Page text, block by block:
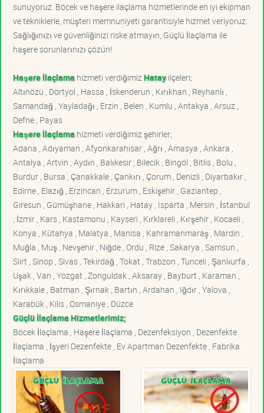
sunuyoruz. Böcek ve haşere ilaçlama hizmetlerinde en iyi ekipman
ve tekniklerle, müşteri memnuniyeti garantisiyle hizmet veriyoruz.
Sağlığınızı ve güvenliğinizi riske atmayın, Güçlü İlaçlama ile
haşere sorunlarınızı çözün!
Haşere İlaçlama hizmeti verdiğimiz Hatayilçeleri;
Altınözü , Dörtyol , Hassa , İskenderun , Kırıkhan , Reyhanlı ,
Samandağ , Yayladağı , Erzin , Belen , Kumlu , Antakya , Arsuz ,
Defne , Payas
Haşere İlaçlama hizmeti verdiğimiz şehirler;
Adana , Adıyaman , Afyonkarahisar , Ağrı , Amasya , Ankara ,
Antalya , Artvin , Aydın , Balıkesir , Bilecik , Bingöl , Bitlis , Bolu ,
Burdur , Bursa , Çanakkale , Çankırı , Çorum , Denizli , Diyarbakır ,
Edirne , Elazığ , Erzincan , Erzurum , Eskişehir , Gaziantep ,
Giresun , Gümüşhane , Hakkari , Hatay , Isparta , Mersin , İstanbul
, İzmir , Kars , Kastamonu , Kayseri , Kırklareli , Kırşehir , Kocaeli ,
Konya , Kütahya , Malatya , Manisa , Kahramanmaraş , Mardin ,
Muğla , Muş , Nevşehir , Niğde , Ordu , Rize , Sakarya , Samsun ,
Siirt , Sinop , Sivas , Tekirdağ , Tokat , Trabzon , Tunceli , Şanlıurfa ,
Uşak , Van , Yozgat , Zonguldak , Aksaray , Bayburt , Karaman ,
Kırıkkale , Batman , Şırnak , Bartın , Ardahan , Iğdır , Yalova ,
Karabük , Kilis , Osmaniye , Düzce
Güçlü İlaçlama Hizmetlerimiz;
Böcek İlaçlama , Haşere İlaçlama , Dezenfeksiyon , Dezenfekte
İlaçlama , İşyeri Dezenfekte , Ev Apartman Dezenfekte , Fabrika
İlaçlama